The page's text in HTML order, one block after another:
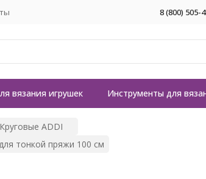
8 (800) 505-
вязания игрушек Инструменты для
Круговые ADDI
тонкой пряжи 100 см